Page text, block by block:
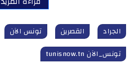
الجراد القصرين
تونس الآن
تونس_الآن tunisnow.tn